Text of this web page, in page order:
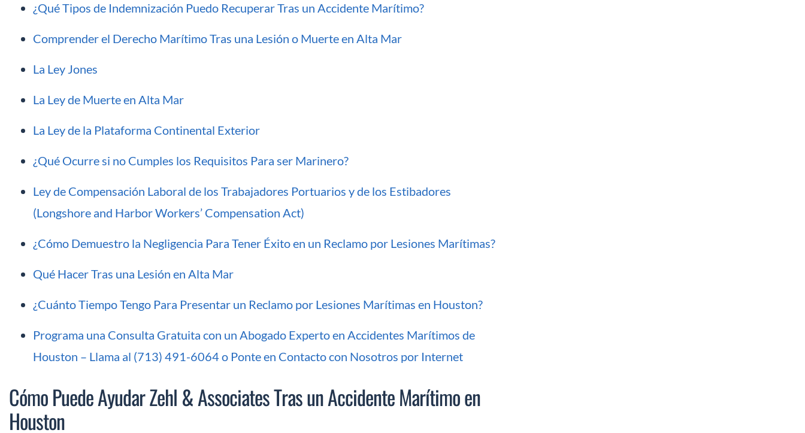
¿Qué Tipos de Indemnización Puedo Recuperar Tras un Accidente Marítimo?
Comprender el Derecho Marítimo Tras una Lesión o Muerte en Alta Mar
La Ley Jones
La Ley de Muerte en Alta Mar
La Ley de la Plataforma Continental Exterior
¿Qué Ocurre si no Cumples los Requisitos Para ser Marinero?
Ley de Compensación Laboral de los Trabajadores Portuarios y de los Estibadores
(Longshore and Harbor Workers’ Compensation Act)
¿Cómo Demuestro la Negligencia Para Tener Éxito en un Reclamo por Lesiones Marítimas?
Qué Hacer Tras una Lesión en Alta Mar
¿Cuánto Tiempo Tengo Para Presentar un Reclamo por Lesiones Marítimas en Houston?
Programa una Consulta Gratuita con un Abogado Experto en Accidentes Marítimos de
Houston – Llama al (713) 491-6064 o Ponte en Contacto con Nosotros por Internet
Cómo Puede Ayudar Zehl & Associates Tras un Accidente Marítimo en
Houston